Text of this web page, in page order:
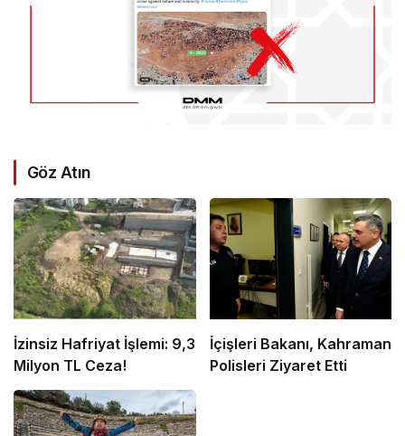
Göz Atın
İzinsiz Hafriyat İşlemi: 9,3
Milyon TL Ceza!
İçişleri Bakanı, Kahraman
Polisleri Ziyaret Etti